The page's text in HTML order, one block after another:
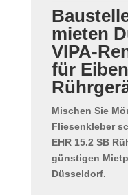
mieten
VIPA-
für
Mischen Sie
Fliesenkleber
EHR 15.2 SB
günstigen
Düsseldorf.